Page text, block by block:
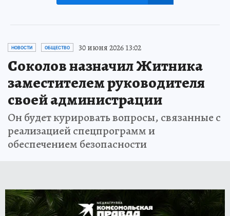
НОВОСТИ ОБЩЕСТВО 30 июня 2026 13:02
Соколов назначил Житника
заместителем руководителя
своей администрации
Он будет курировать вопросы, связанные с
реализацией спецпрограмм и
обеспечением безопасности